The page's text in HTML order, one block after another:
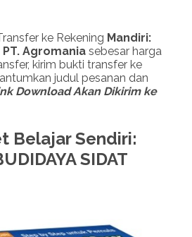
ke Rekening Mandiri:
PT. Agromania sebesar harga
kirim bukti transfer ke
judul pesanan dan
DownloadAkan Dikirim ke
Belajar Sendiri:
SIDAT